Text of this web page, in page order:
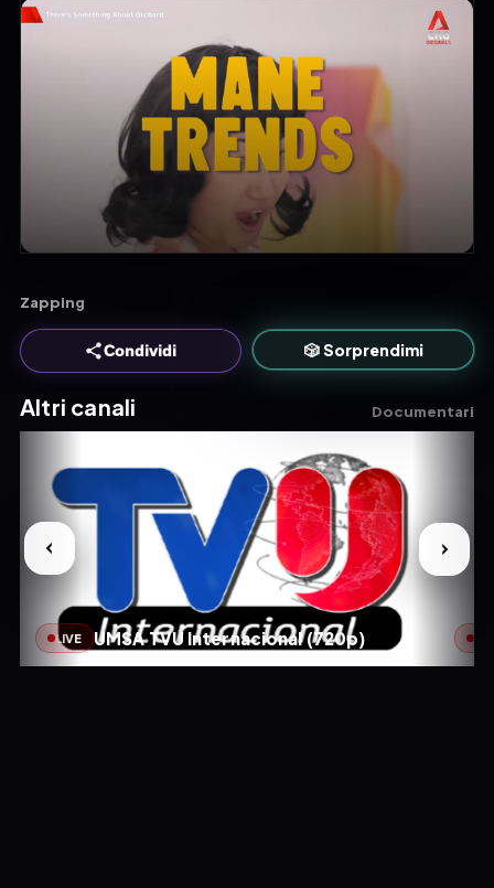
Zapping
Condividi 🎲 Sorprendimi
Altri canali Documentari
LIVE UMSA TVU Internacional (720p)